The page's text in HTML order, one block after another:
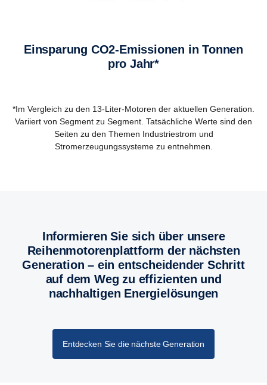
Einsparung CO2-Emissionen in Tonnen
pro Jahr*
*Im Vergleich zu den 13-Liter-Motoren der aktuellen Generation.
Variiert von Segment zu Segment. Tatsächliche Werte sind den
Seiten zu den Themen Industriestrom und
Stromerzeugungssysteme zu entnehmen.
Informieren Sie sich über unsere
Reihenmotorenplattform der nächsten
Generation – ein entscheidender Schritt
auf dem Weg zu effizienten und
nachhaltigen Energielösungen
Entdecken Sie die nächste Generation